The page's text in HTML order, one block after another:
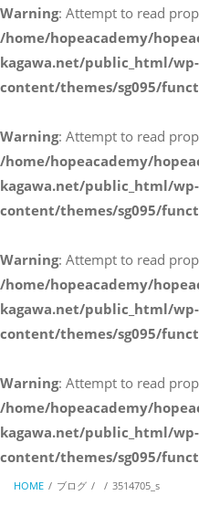
英会話コース（幼児
校低学年）
087-
Webからの
Warning: Attempt to read
/home/hopeacademy/
kagawa.net/public_html/wp-
content/themes/sg095/
Warning: Attempt to read
/home/hopeacademy/
kagawa.net/public_html/wp-
content/themes/sg095/
Warning: Attempt to read
/home/hopeacademy/
kagawa.net/public_html/wp-
content/themes/sg095/
Warning: Attempt to read
/home/hopeacademy/
kagawa.net/public_html/wp-
content/themes/sg095/
HOME ブログ 3514705_s